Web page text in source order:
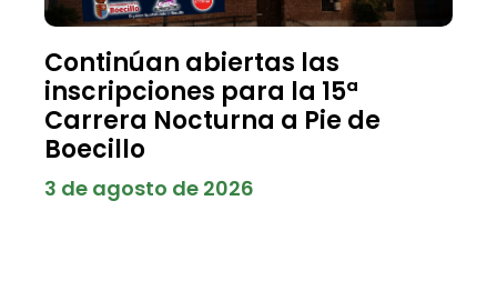
Continúan abiertas las
inscripciones para la 15ª
Carrera Nocturna a Pie de
Boecillo
3 de agosto de 2026